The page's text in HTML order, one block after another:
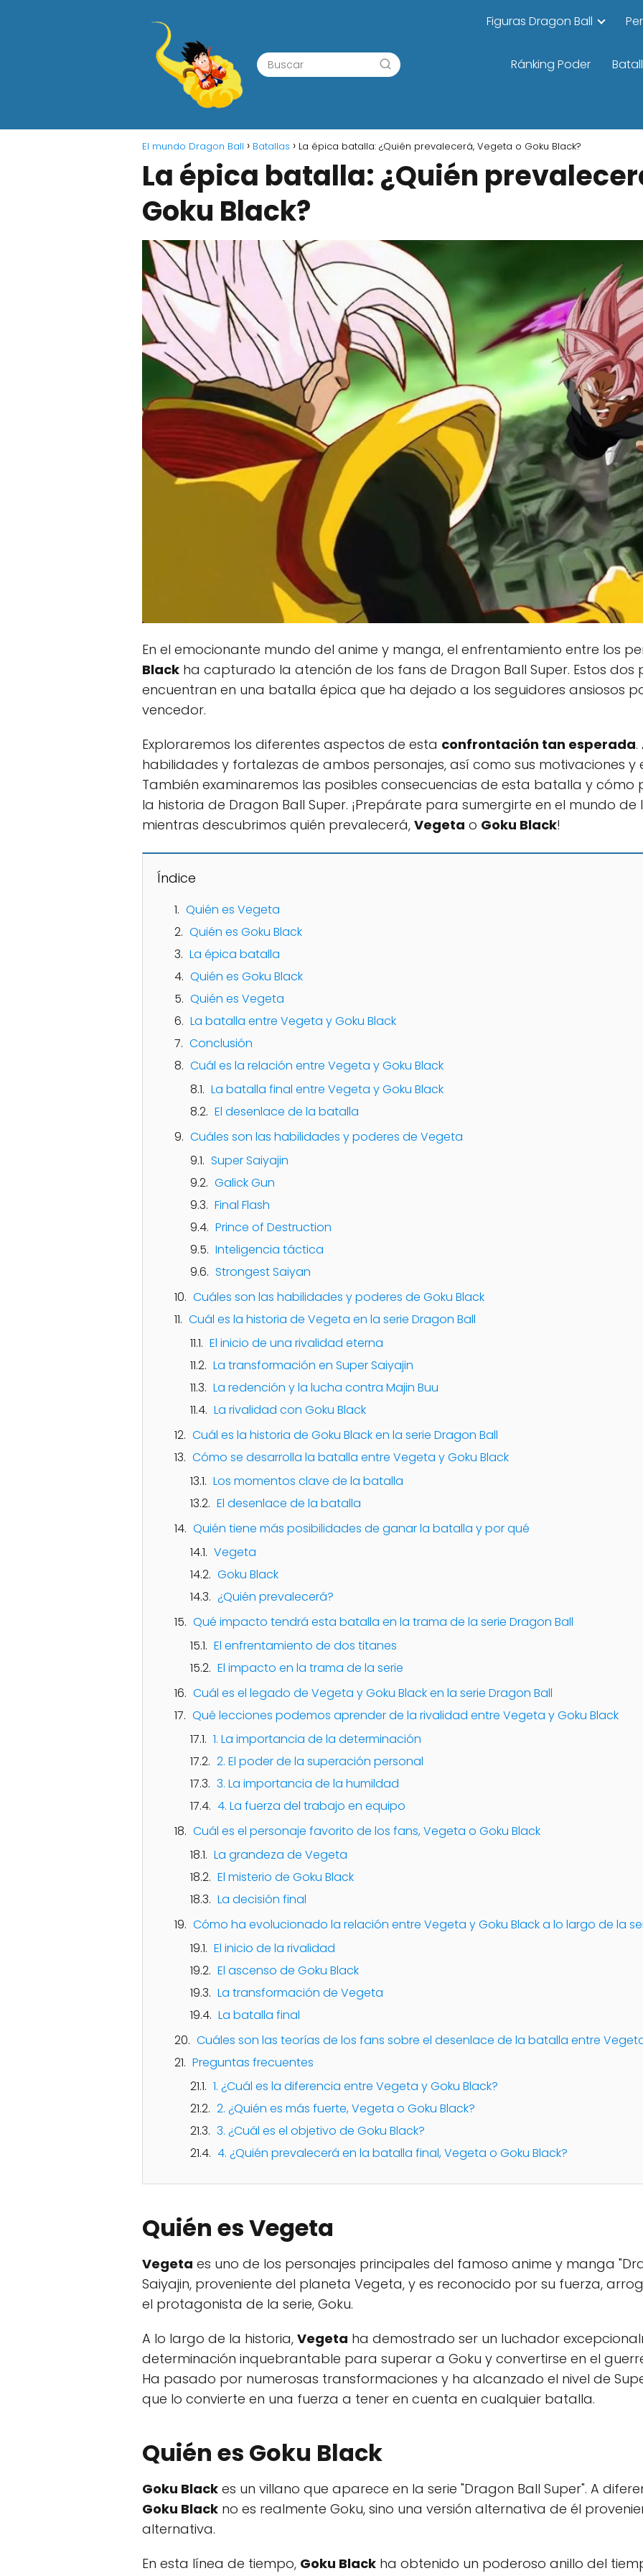
Figuras Dragon Ball
Ránking Poder
El mundo Dragon Ball Batallas La épica batalla: ¿Quién prevalecerá, Vegeta o Goku Black?
La épica batalla: ¿Quién
Goku Black?
En el emocionante mundo del anime y manga, el enfrentamiento entre los
Black ha capturado la atención de los fans de Dragon Ball Super. Estos dos
encuentran en una batalla épica que ha dejado a los seguidores ansiosos
vencedor.
Exploraremos los diferentes aspectos de esta confrontación tan esperada.
habilidades y fortalezas de ambos personajes, así como sus motivaciones
También examinaremos las posibles consecuencias de esta batalla y
la historia de Dragon Ball Super. ¡Prepárate para sumergirte en el mundo
mientras descubrimos quién prevalecerá, Vegeta o Goku Black!
Índice
Quién es Vegeta
Quién es Goku Black
La épica batalla
Quién es Goku Black
Quién es Vegeta
La batalla entre Vegeta y Goku Black
Conclusión
Cuál es la relación entre Vegeta y Goku Black
La batalla final entre Vegeta y Goku Black
El desenlace de la batalla
Cuáles son las habilidades y poderes de Vegeta
Super Saiyajin
Galick Gun
Final Flash
Prince of Destruction
Inteligencia táctica
Strongest Saiyan
Cuáles son las habilidades y poderes de Goku Black
Cuál es la historia de Vegeta en la serie Dragon Ball
El inicio de una rivalidad eterna
La transformación en Super Saiyajin
La redención y la lucha contra Majin Buu
La rivalidad con Goku Black
Cuál es la historia de Goku Black en la serie Dragon Ball
Cómo se desarrolla la batalla entre Vegeta y Goku Black
Los momentos clave de la batalla
El desenlace de la batalla
Quién tiene más posibilidades de ganar la batalla y por qué
Vegeta
Goku Black
¿Quién prevalecerá?
Qué impacto tendrá esta batalla en la trama de la serie Dragon Ball
El enfrentamiento de dos titanes
El impacto en la trama de la serie
Cuál es el legado de Vegeta y Goku Black en la serie Dragon Ball
Qué lecciones podemos aprender de la rivalidad entre Vegeta y Goku Black
1. La importancia de la determinación
2. El poder de la superación personal
3. La importancia de la humildad
4. La fuerza del trabajo en equipo
Cuál es el personaje favorito de los fans, Vegeta o Goku Black
La grandeza de Vegeta
El misterio de Goku Black
La decisión final
Cómo ha evolucionado la relación entre Vegeta y Goku Black a lo largo de la
El inicio de la rivalidad
El ascenso de Goku Black
La transformación de Vegeta
La batalla final
Cuáles son las teorías de los fans sobre el desenlace de la batalla entre
Preguntas frecuentes
1. ¿Cuál es la diferencia entre Vegeta y Goku Black?
2. ¿Quién es más fuerte, Vegeta o Goku Black?
3. ¿Cuál es el objetivo de Goku Black?
4. ¿Quién prevalecerá en la batalla final, Vegeta o Goku Black?
Quién es Vegeta
Vegeta es uno de los personajes principales del famoso anime y manga
Saiyajin, proveniente del planeta Vegeta, y es reconocido por su fuerza,
el protagonista de la serie, Goku.
A lo largo de la historia, Vegeta ha demostrado ser un luchador
determinación inquebrantable para superar a Goku y convertirse en el
Ha pasado por numerosas transformaciones y ha alcanzado el nivel de
que lo convierte en una fuerza a tener en cuenta en cualquier batalla.
Quién es Goku Black
Goku Black es un villano que aparece en la serie "Dragon Ball Super". A
Goku Black no es realmente Goku, sino una versión alternativa de él
alternativa.
En esta línea de tiempo, Goku Black ha obtenido un poderoso anillo del